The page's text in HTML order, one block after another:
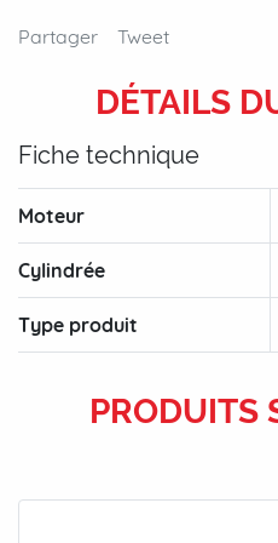
Partager Tweet
DÉTAILS
Fiche technique
Moteur
Cylindrée
Type produit
PRODUITS